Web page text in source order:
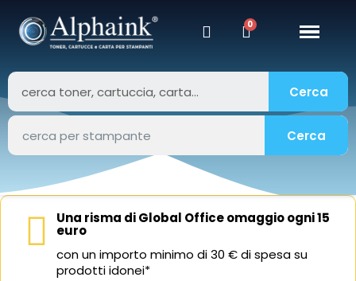
Cerca
Cerca
Una risma di Global Office omaggio ogni 15
euro
con un importo minimo di 30 € di spesa su
prodotti idonei*